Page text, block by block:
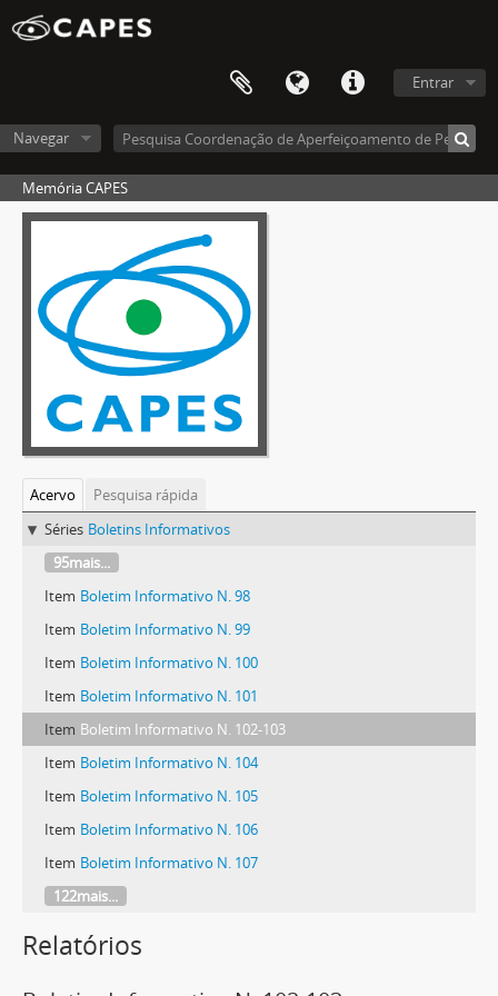
Entrar
Navegar
Memória CAPES
Acervo
Pesquisa rápida
Séries Boletins Informativos
95mais...
Item Boletim Informativo N. 98
Item Boletim Informativo N. 99
Item Boletim Informativo N. 100
Item Boletim Informativo N. 101
Item Boletim Informativo N. 102-103
Item Boletim Informativo N. 104
Item Boletim Informativo N. 105
Item Boletim Informativo N. 106
Item Boletim Informativo N. 107
122mais...
Relatórios